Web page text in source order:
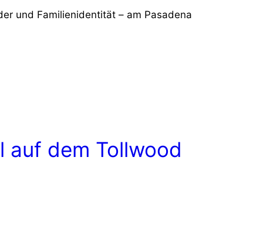
und Familienidentität – am Pasadena
auf dem Tollwood